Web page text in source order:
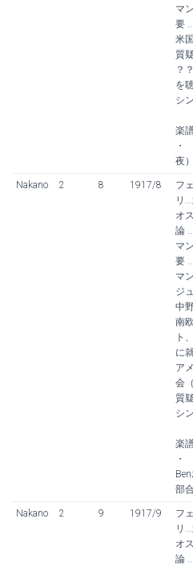
マ
要
米
質疑
？
を
シ
楽
・
夜
Nakano 2 8 1917/8
フ
リ
オ
論
マ
要
マ
ジ
中
南
ト
に
ア
会
質疑
シ
楽
・
部
Nakano 2 9 1917/9
フ
リ
オ
論